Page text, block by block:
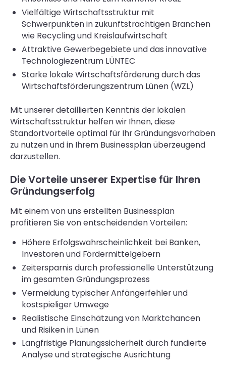
Vielfältige Wirtschaftsstruktur mit
Schwerpunkten in zukunftsträchtigen Branchen
wie Recycling und Kreislaufwirtschaft
Attraktive Gewerbegebiete und das innovative
Technologiezentrum LÜNTEC
Starke lokale Wirtschaftsförderung durch das
Wirtschaftsförderungszentrum Lünen (WZL)
Mit unserer detaillierten Kenntnis der lokalen
Wirtschaftsstruktur helfen wir Ihnen, diese
Standortvorteile optimal für Ihr Gründungsvorhaben
zu nutzen und in Ihrem Businessplan überzeugend
darzustellen.
Die Vorteile unserer Expertise für Ihren
Gründungserfolg
Mit einem von uns erstellten Businessplan
profitieren Sie von entscheidenden Vorteilen:
Höhere Erfolgswahrscheinlichkeit bei Banken,
Investoren und Fördermittelgebern
Zeitersparnis durch professionelle Unterstützung
im gesamten Gründungsprozess
Vermeidung typischer Anfängerfehler und
kostspieliger Umwege
Realistische Einschätzung von Marktchancen
und Risiken in Lünen
Langfristige Planungssicherheit durch fundierte
Analyse und strategische Ausrichtung